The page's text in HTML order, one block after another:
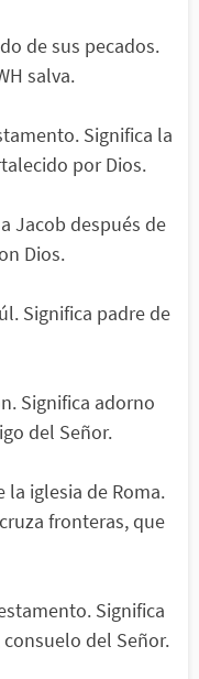
de sus pecados.
salva.
Significa la
por Dios.
Jacob después de
Dios.
Significa padre de
Significa adorno
del Señor.
la iglesia de Roma.
fronteras, que
Significa
consuelo del Señor.